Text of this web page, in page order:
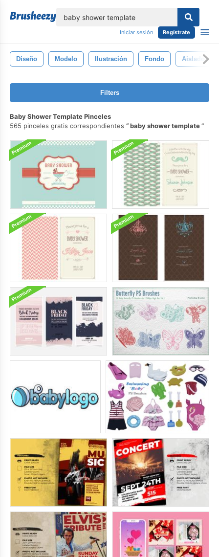
Iniciar sesión Regístrate
Diseño Modelo Ilustración Fondo Aislado
Filters
Baby Shower Template Pinceles
565 pinceles gratis correspondientes
baby shower template